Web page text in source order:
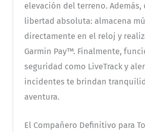
elevación del terreno.
libertad absoluta: almacena
directamente en el reloj y
Garmin Pay™. Finalmente,
seguridad como LiveTrack y
incidentes te brindan
aventura.
El Compañero Definitivo para